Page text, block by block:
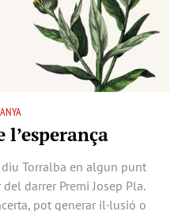
diu Torralba en algun punt
darrer Premi Josep Pla.
pot generar il·lusió o